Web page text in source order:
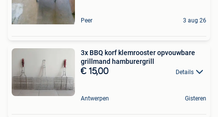
Peer 3 aug 26
3x BBQ korf klemrooster opvouwbare
grillmand hamburergrill
€ 15,00 Details
Antwerpen Gisteren